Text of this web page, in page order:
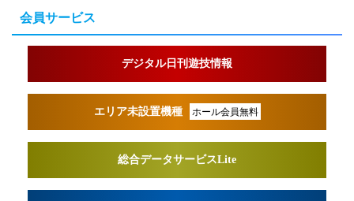
会員サービス
デジタル日刊遊技情報
エリア未設置機種 ホール会員無料
総合データサービスLite